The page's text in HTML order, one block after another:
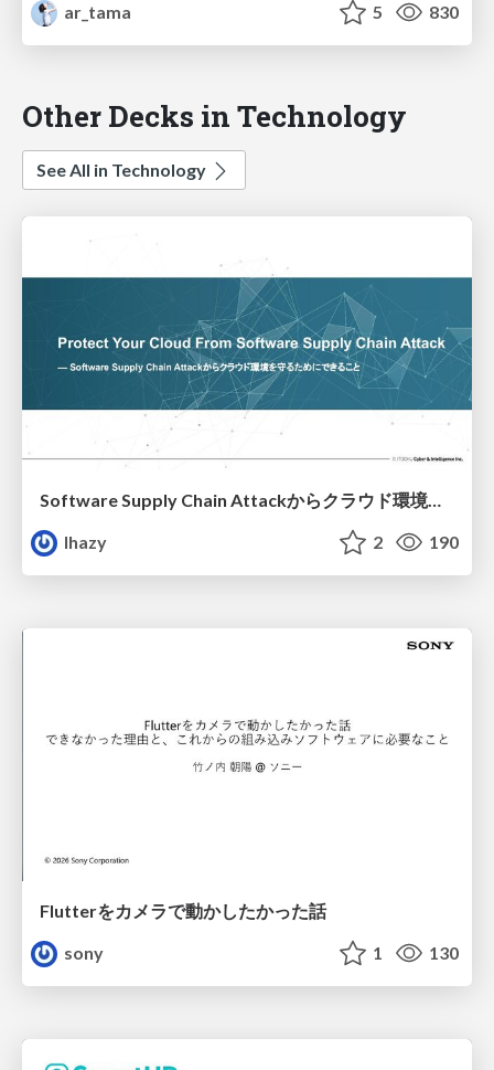
ar_tama
5 830
Other Decks in Technology
See All in Technology
lhazy
2 190
Flutterをカメラで動かしたかった話
sony
1 130